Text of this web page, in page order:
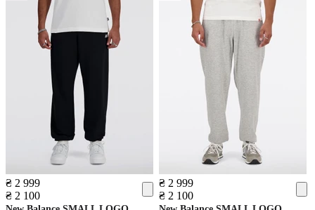
₴ 2 999
₴ 2 100
₴ 2 999
₴ 2 100